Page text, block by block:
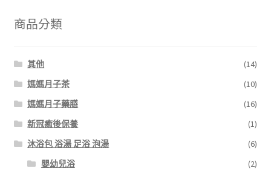
商品分類
其他
(14)
媽媽月子茶
(10)
媽媽月子藥膳
(16)
新冠癒後保養
(1)
沐浴包 浴湯 足浴 泡湯
(6)
嬰幼兒浴
(2)